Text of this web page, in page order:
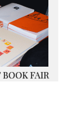
BOOK FAIR